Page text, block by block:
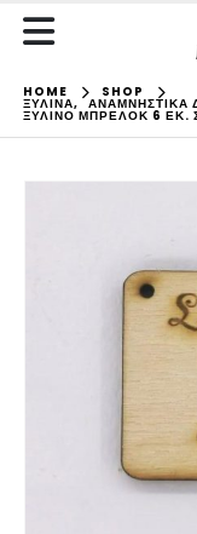
HOME SHOP
ΞΥΛΙΝΑ, ΑΝΑΜΝΗΣΤΙΚΑ
ΞΎΛΙΝΟ ΜΠΡΕΛΌΚ 6